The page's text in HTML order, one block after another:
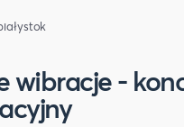
wibracje -